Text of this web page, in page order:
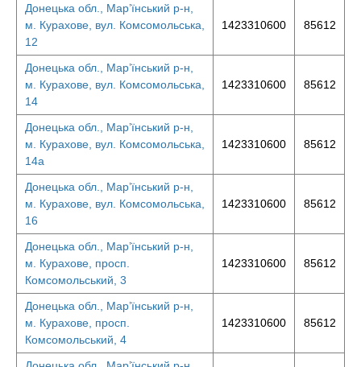
Донецька обл., Мар’їнський р-н,
м. Курахове, вул. Комсомольська,
12
1423310600 85612
Донецька обл., Мар’їнський р-н,
м. Курахове, вул. Комсомольська,
14
1423310600 85612
Донецька обл., Мар’їнський р-н,
м. Курахове, вул. Комсомольська,
14а
1423310600 85612
Донецька обл., Мар’їнський р-н,
м. Курахове, вул. Комсомольська,
16
1423310600 85612
Донецька обл., Мар’їнський р-н,
м. Курахове, просп.
Комсомольський, 3
1423310600 85612
Донецька обл., Мар’їнський р-н,
м. Курахове, просп.
Комсомольський, 4
1423310600 85612